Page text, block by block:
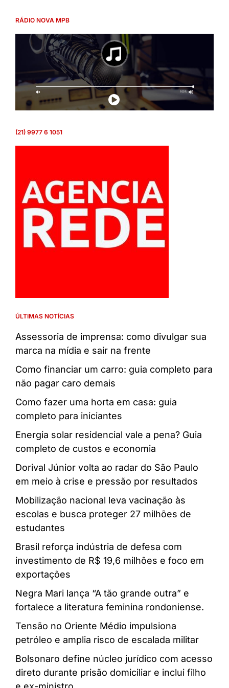
RÁDIO NOVA MPB
(21) 9977 6 1051
ÚLTIMAS NOTÍCIAS
Assessoria de imprensa: como divulgar sua
marca na mídia e sair na frente
Como financiar um carro: guia completo para
não pagar caro demais
Como fazer uma horta em casa: guia
completo para iniciantes
Energia solar residencial vale a pena? Guia
completo de custos e economia
Dorival Júnior volta ao radar do São Paulo
em meio à crise e pressão por resultados
Mobilização nacional leva vacinação às
escolas e busca proteger 27 milhões de
estudantes
Brasil reforça indústria de defesa com
investimento de R$ 19,6 milhões e foco em
exportações
Negra Mari lança “A tão grande outra” e
fortalece a literatura feminina rondoniense.
Tensão no Oriente Médio impulsiona
petróleo e amplia risco de escalada militar
Bolsonaro define núcleo jurídico com acesso
direto durante prisão domiciliar e inclui filho